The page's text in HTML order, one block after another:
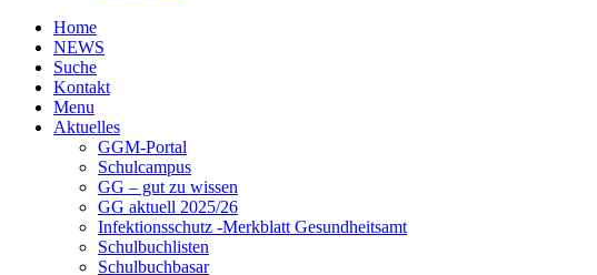
Home
NEWS
Suche
Kontakt
Menu
Aktuelles
GGM-Portal
Schulcampus
GG – gut zu wissen
GG aktuell 2025/26
Infektionsschutz -Merkblatt Gesundheitsamt
Schulbuchlisten
Schulbuchbasar